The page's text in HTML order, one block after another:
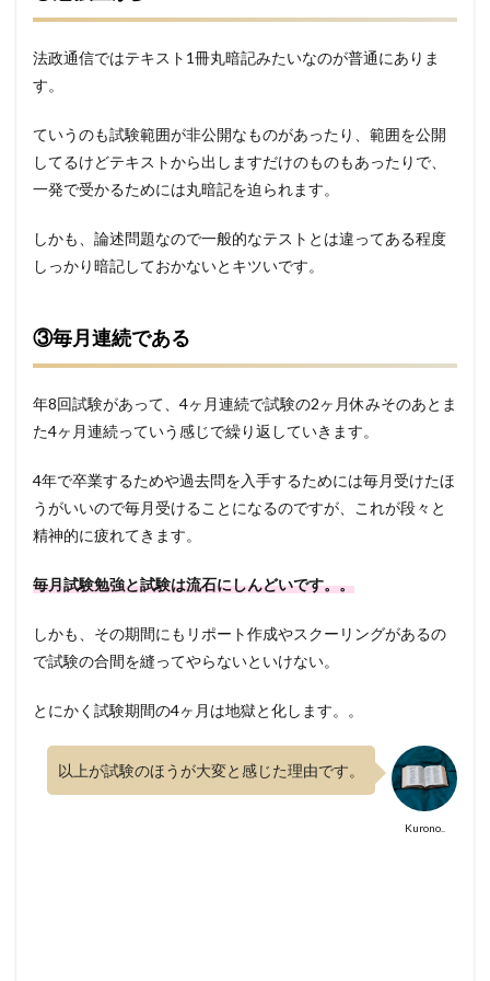
法政通信ではテキスト1冊丸暗記みたいなのが普通にありま
す。
ていうのも試験範囲が非公開なものがあったり、範囲を公開
してるけどテキストから出しますだけのものもあったりで、
一発で受かるためには丸暗記を迫られます。
しかも、論述問題なので一般的なテストとは違ってある程度
しっかり暗記しておかないとキツいです。
③毎月連続である
年8回試験があって、4ヶ月連続で試験の2ヶ月休みそのあとま
た4ヶ月連続っていう感じで繰り返していきます。
4年で卒業するためや過去問を入手するためには毎月受けたほ
うがいいので毎月受けることになるのですが、これが段々と
精神的に疲れてきます。
毎月試験勉強と試験は流石にしんどいです。。
しかも、その期間にもリポート作成やスクーリングがあるの
で試験の合間を縫ってやらないといけない。
とにかく試験期間の4ヶ月は地獄と化します。。
Kurono..
以上が試験のほうが大変と感じた理由です。